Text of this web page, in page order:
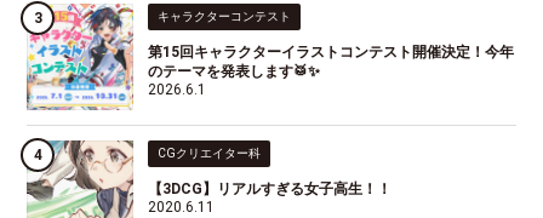
キャラクターコンテスト
第15回キャラクターイラストコンテスト開催決定！今年
のテーマを発表します🥁✨
2026.6.1
CGクリエイター科
【3DCG】リアルすぎる女子高生！！
2020.6.11